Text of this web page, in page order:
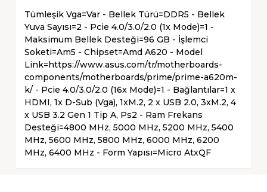
Tümleşik Vga=Var - Bellek Türü=DDR5 - Bellek
Yuva Sayısı=2 - Pcie 4.0/3.0/2.0 (1x Mode)=1 -
Maksimum Bellek Desteği=96 GB - İşlemci
Soketi=Am5 - Chipset=Amd A620 - Model
Link=https://www.asus.com/tr/motherboards-
components/motherboards/prime/prime-a620m-
k/ - Pcie 4.0/3.0/2.0 (16x Mode)=1 - Bağlantılar=1 x
HDMI, 1x D-Sub (Vga), 1xM.2, 2 x USB 2.0, 3xM.2, 4
x USB 3.2 Gen 1 Tip A, Ps2 - Ram Frekans
Desteği=4800 MHz, 5000 MHz, 5200 MHz, 5400
MHz, 5600 MHz, 5800 MHz, 6000 MHz, 6200
MHz, 6400 MHz - Form Yapısı=Micro AtxQF